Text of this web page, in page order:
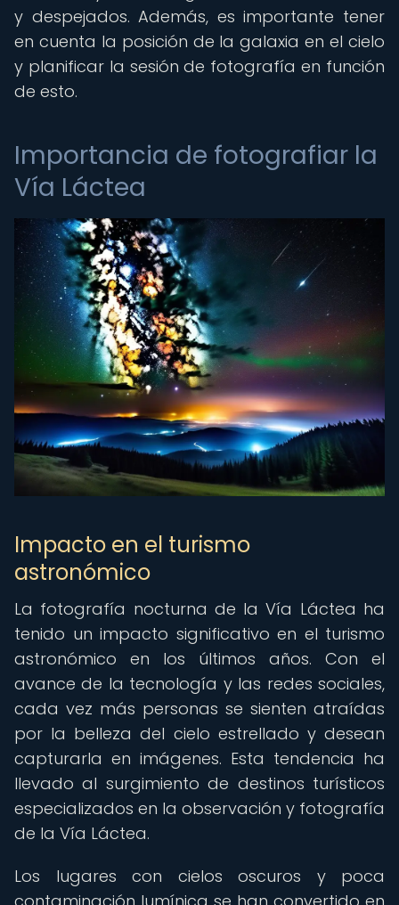
y despejados. Además, es importante tener
en cuenta la posición de la galaxia en el cielo
y planificar la sesión de fotografía en función
de esto.
Importancia de fotografiar la
Vía Láctea
Impacto en el turismo
astronómico
La fotografía nocturna de la Vía Láctea ha
tenido un impacto significativo en el turismo
astronómico en los últimos años. Con el
avance de la tecnología y las redes sociales,
cada vez más personas se sienten atraídas
por la belleza del cielo estrellado y desean
capturarla en imágenes. Esta tendencia ha
llevado al surgimiento de destinos turísticos
especializados en la observación y fotografía
de la Vía Láctea.
Los lugares con cielos oscuros y poca